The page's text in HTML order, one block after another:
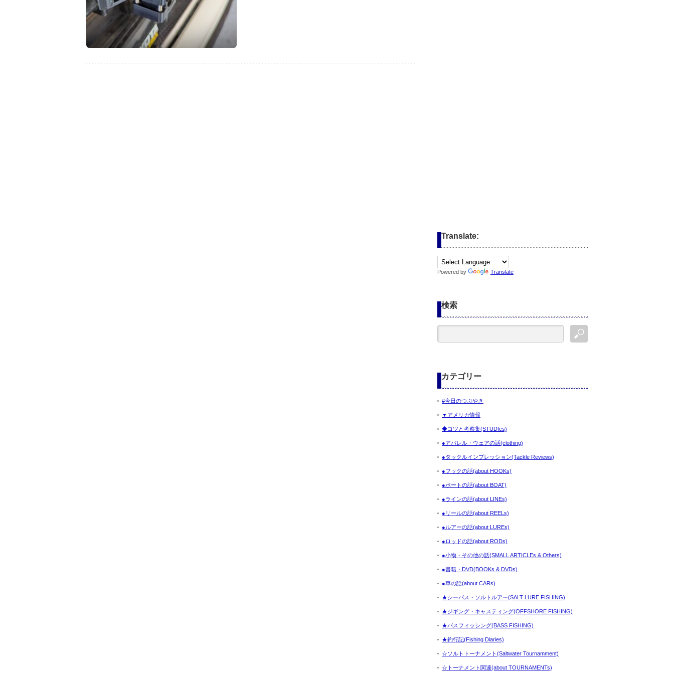
Translate:
Powered by Translate
検索
カテゴリー
#今日のつぶやき
▼アメリカ情報
◆コツと考察集(STUDIes)
●アパレル・ウェアの話(clothing)
●タックルインプレッション(Tackle Reviews)
●フックの話(about HOOKs)
●ボートの話(about BOAT)
●ラインの話(about LINEs)
●リールの話(about REELs)
●ルアーの話(about LUREs)
●ロッドの話(about RODs)
●小物・その他の話(SMALL ARTICLEs & Others)
●書籍・DVD(BOOKs & DVDs)
●車の話(about CARs)
★シーバス・ソルトルアー(SALT LURE FISHING)
★ジギング・キャスティング(OFFSHORE FISHING)
★バスフィッシング(BASS FISHING)
★釣行記(Fishing Diaries)
☆ソルトトーナメント(Saltwater Tournamment)
☆トーナメント関連(about TOURNAMENTs)